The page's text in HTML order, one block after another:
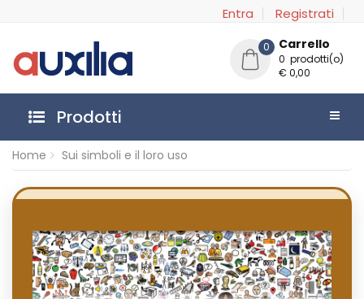
Entra Registrati
0 Carrello
0 prodotti(o)
€ 0,00
Prodotti
Home Sui simboli e il loro uso